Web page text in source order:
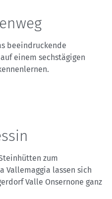
beeindruckende
einem sechstägigen
zum
Vallemaggia lassen sich
Valle Onsernone ganz